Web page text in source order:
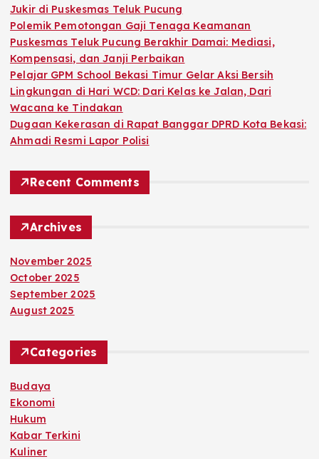
Jukir di Puskesmas Teluk Pucung
Polemik Pemotongan Gaji Tenaga Keamanan
Puskesmas Teluk Pucung Berakhir Damai: Mediasi,
Kompensasi, dan Janji Perbaikan
Pelajar GPM School Bekasi Timur Gelar Aksi Bersih
Lingkungan di Hari WCD: Dari Kelas ke Jalan, Dari
Wacana ke Tindakan
Dugaan Kekerasan di Rapat Banggar DPRD Kota Bekasi:
Ahmadi Resmi Lapor Polisi
Recent Comments
Archives
November 2025
October 2025
September 2025
August 2025
Categories
Budaya
Ekonomi
Hukum
Kabar Terkini
Kuliner